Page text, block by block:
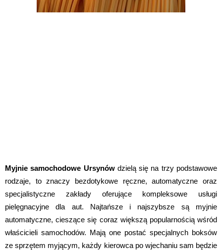
Myjnie samochodowe Ursynówdzielą się na trzy podstawowe
rodzaje, to znaczy bezdotykowe ręczne, automatyczne oraz
specjalistyczne zakłady oferujące kompleksowe usługi
pielęgnacyjne dla aut. Najtańsze i najszybsze są myjnie
automatyczne, cieszące się coraz większą popularnością wśród
właścicieli samochodów. Mają one postać specjalnych boksów
ze sprzętem myjącym, każdy kierowca po wjechaniu sam będzie